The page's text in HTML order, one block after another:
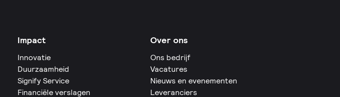
Impact
Innovatie
Duurzaamheid
Signify Service
Financiële verslagen
Over ons
Ons bedrijf
Vacatures
Nieuws en evenementen
Leveranciers